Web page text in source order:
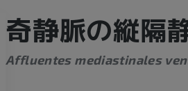
奇静脈の縦隔
Affluentes mediastinales